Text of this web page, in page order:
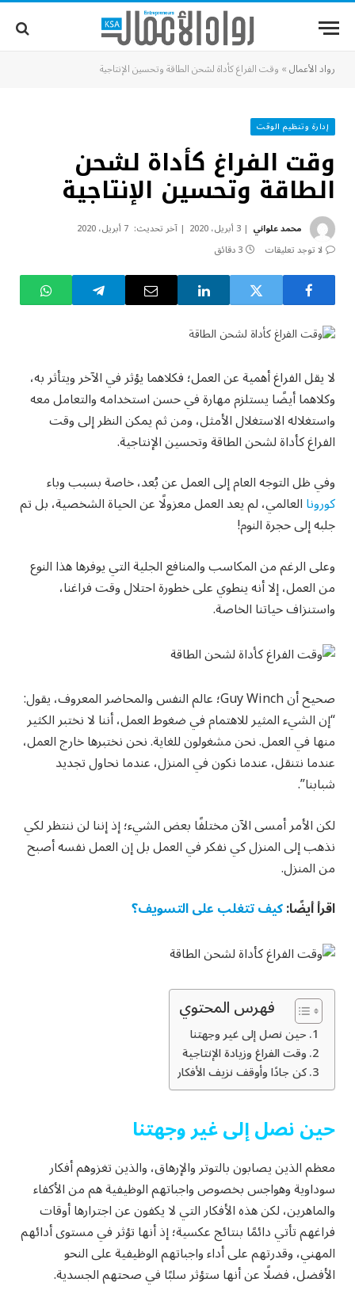
رواد الأعمال» وقت الفراغ كأداة لشحن الطاقة وتحسين الإنتاجية
إدارة وتنظيم الوقت
وقت الفراغ كأداة لشحن
الطاقة وتحسين الإنتاجية
محمد علواني 3 أبريل، 2020 آخر تحديث: 7 أبريل، 2020
لا توجد تعليقات
3 دقائق
لا يقل الفراغ أهمية عن العمل؛ فكلاهما يؤثر في الآخر ويتأثر به،
وكلاهما أيضًا يستلزم مهارة في حسن استخدامه والتعامل معه
واستغلاله الاستغلال الأمثل، ومن ثم يمكن النظر إلى وقت
الفراغ كأداة لشحن الطاقة وتحسين الإنتاجية.
وفي ظل التوجه العام إلى العمل عن بُعد، خاصة بسبب وباء
كوروناالعالمي، لم يعد العمل معزولًا عن الحياة الشخصية، بل تم
جلبه إلى حجرة النوم!
وعلى الرغم من المكاسب والمنافع الجلية التي يوفرها هذا النوع
من العمل، إلا أنه ينطوي على خطورة احتلال وقت فراغنا،
واستنزاف حياتنا الخاصة.
صحيح أن Guy Winch؛ عالم النفس والمحاضر المعروف، يقول:
“إن الشيء المثير للاهتمام في ضغوط العمل، أننا لا نختبر الكثير
منها في العمل. نحن مشغولون للغاية. نحن نختبرها خارج العمل،
عندما نتنقل، عندما نكون في المنزل، عندما نحاول تجديد
شبابنا”.
لكن الأمر أمسى الآن مختلفًا بعض الشيء؛ إذ إننا لن ننتظر لكي
نذهب إلى المنزل كي نفكر في العمل بل إن العمل نفسه أصبح
من المنزل.
اقرأ أيضًا:كيف تتغلب على التسويف؟
فهرس المحتوي
حين نصل إلى غير وجهتنا
وقت الفراغ وزيادة الإنتاجية
كن جادًا وأوقف نزيف الأفكار
حين نصل إلى غير وجهتنا
معظم الذين يصابون بالتوتر والإرهاق، والذين تغزوهم أفكار
سوداوية وهواجس بخصوص واجباتهم الوظيفية هم من الأكفاء
والماهرين، لكن هذه الأفكار التي لا يكفون عن اجترارها أوقات
فراغهم تأتي دائمًا بنتائج عكسية؛ إذ أنها تؤثر في مستوى أدائهم
المهني، وقدرتهم على أداء واجباتهم الوظيفية على النحو
الأفضل، فضلًا عن أنها ستؤثر سلبًا في صحتهم الجسدية.